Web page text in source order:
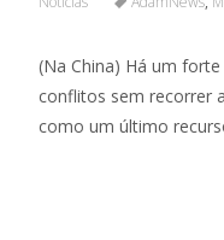
(Na China) Há um
conflitos sem recorrer
como um último